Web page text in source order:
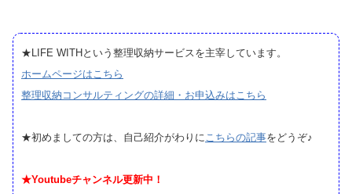
★LIFE WITHという整理収納サービスを主宰しています。
ホームページはこちら
整理収納コンサルティングの詳細・お申込みはこちら
★初めましての方は、自己紹介がわりにこちらの記事をどうぞ♪
★Youtubeチャンネル更新中！